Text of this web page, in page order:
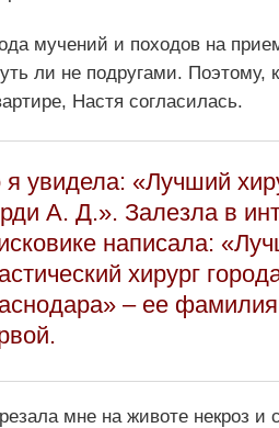
мучений и походов на
ли не подругами. Поэтому,
Настя согласилась.
я увидела: «Лучший
А. Д.». Залезла в
написала:
хирург
– ее
мне на животе некроз